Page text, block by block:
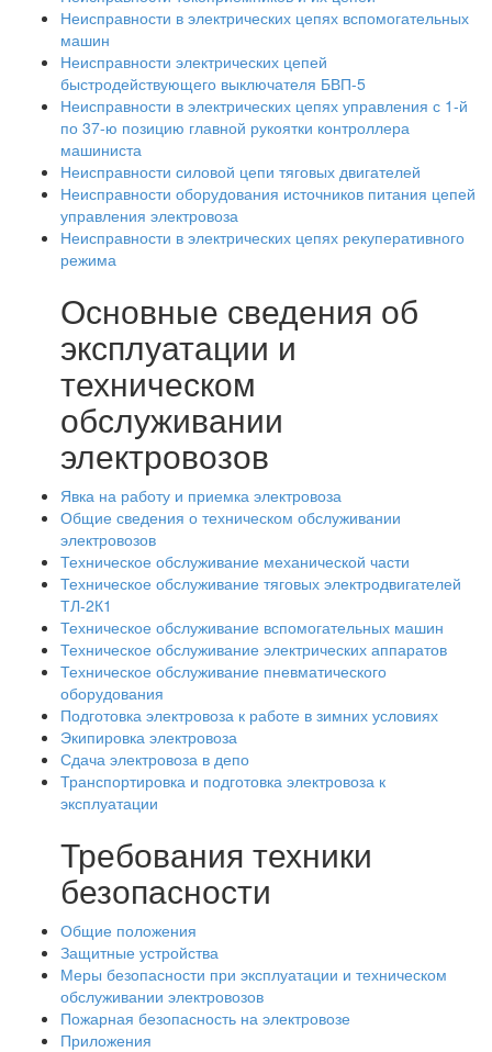
Неисправности в электрических цепях вспомогательных
машин
Неисправности электрических цепей
быстродействующего выключателя БВП-5
Неисправности в электрических цепях управления с 1-й
по 37-ю позицию главной рукоятки контроллера
машиниста
Неисправности силовой цепи тяговых двигателей
Неисправности оборудования источников питания цепей
управления электровоза
Неисправности в электрических цепях рекуперативного
режима
Основные сведения об
эксплуатации и
техническом
обслуживании
электровозов
Явка на работу и приемка электровоза
Общие сведения о техническом обслуживании
электровозов
Техническое обслуживание механической части
Техническое обслуживание тяговых электродвигателей
ТЛ-2К1
Техническое обслуживание вспомогательных машин
Техническое обслуживание электрических аппаратов
Техническое обслуживание пневматического
оборудования
Подготовка электровоза к работе в зимних условиях
Экипировка электровоза
Сдача электровоза в депо
Транспортировка и подготовка электровоза к
эксплуатации
Требования техники
безопасности
Общие положения
Защитные устройства
Меры безопасности при эксплуатации и техническом
обслуживании электровозов
Пожарная безопасность на электровозе
Приложения